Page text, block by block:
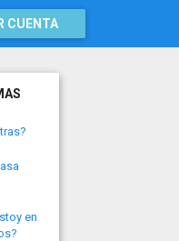
CUENTA
en